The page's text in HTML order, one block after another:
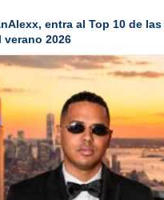
entra al Top 10 de
verano 2026